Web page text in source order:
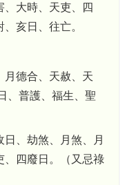
、大時、天吏、四
亥日、往亡。
月德合、天赦、天
、普護、福生、聖
、劫煞、月煞、月
、四廢日。（又忌祿